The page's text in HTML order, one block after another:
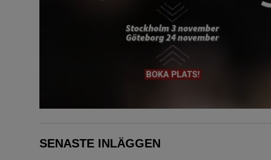
SENASTE INLÄGGEN